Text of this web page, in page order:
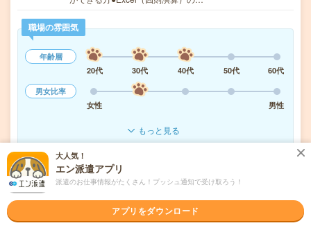
職場の雰囲気
年齢層
20代
30代 40代 50代
60代
男女比率
女性
男性
もっと見る
気になる!
派遣会社 ヒューマンリソシア株式会社
大人気！
エン派遣アプリ
派遣のお仕事情報がたくさん！プッシュ通知で受け取ろう！
アプリをダウンロード